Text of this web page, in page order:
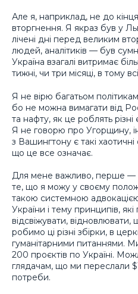
Але я, наприклад, не до
вторгнення. Я якраз був у
лічені дні перед великим
людей, аналітиків — був
Україна взагалі витримає
тижні, чи три місяці, в тому
Я не вірю багатьом
бо не можна вимагати від
та нафту, як це роблять різні
Я не говорю про Угорщину,
з Вашингтону є такі
що це все означає.
Для мене важливо, перше —
те, що я можу у своєму
такою системною
України і тему принципів, які
відсвіжувати,
робимо ці різні збірки, в
гуманітарними питаннями.
200 проєктів по Україні.
глядачам, що ми переслали
потреби.